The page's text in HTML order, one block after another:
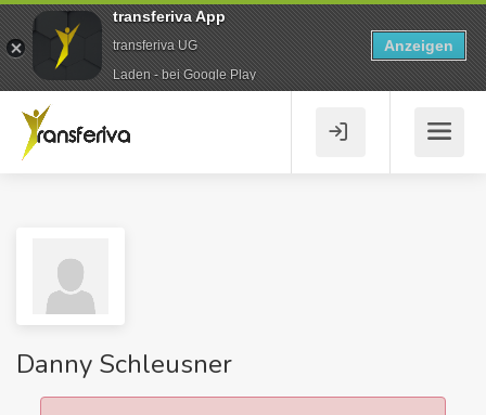
Danny Schleusner
transferiva App
transferiva UG
Laden - bei Google Play
Anzeigen